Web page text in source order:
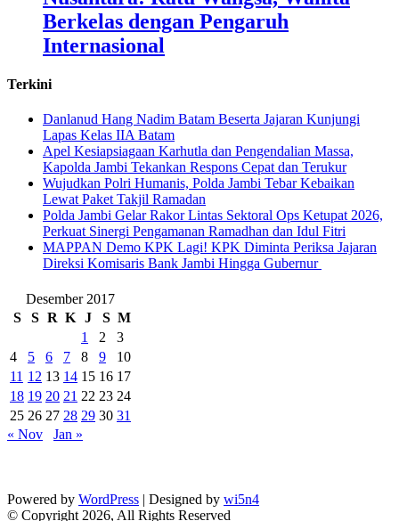
Berkelas dengan Pengaruh
Internasional
Terkini
Danlanud Hang Nadim Batam Beserta Jajaran Kunjungi
Lapas Kelas IIA Batam
Apel Kesiapsiagaan Karhutla dan Pengendalian Massa,
Kapolda Jambi Tekankan Respons Cepat dan Terukur
Wujudkan Polri Humanis, Polda Jambi Tebar Kebaikan
Lewat Paket Takjil Ramadan
Polda Jambi Gelar Rakor Lintas Sektoral Ops Ketupat 2026,
Perkuat Sinergi Pengamanan Ramadhan dan Idul Fitri
‎MAPPAN Demo KPK Lagi! KPK Diminta Periksa Jajaran
Direksi Komisaris Bank Jambi Hingga Gubernur ‎
Desember 2017
S
S R K J S M
1
2
3
4
5 6 7 8 9
10
11 12 13 14 15 16 17
18 19 20 21 22 23 24
25 26 27 28 29 30 31
« Nov
Jan »
Powered by WordPress | Designed by wi5n4
© Copyright 2026, All Rights Reserved